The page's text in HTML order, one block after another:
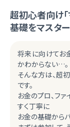
超初心者向け
基礎をマスター
将来に向けてお
かわからない…。
そんな方は、超
です。
お金のプロ、フ
すく丁寧に
お金の基礎から